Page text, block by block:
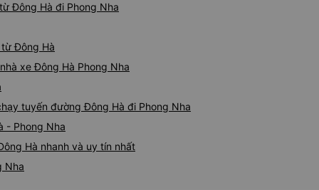
Đông Hà đi Phong Nha
Đông Hà
xe Đông Hà Phong Nha
tuyến đường Đông Hà đi Phong Nha
- Phong Nha
Hà nhanh và uy tín nhất
Nha